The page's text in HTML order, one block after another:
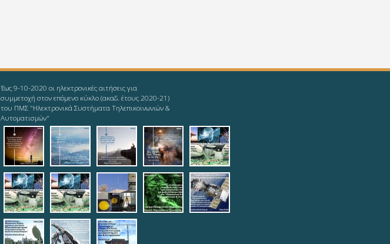
Έως 9-10-2020 οι ηλεκτρονικές αιτήσεις για
συμμετοχή στον επόμενο κύκλο (ακαδ. έτους 2020-21)
του ΠΜΣ "Ηλεκτρονικά Συστήματα Τηλεπικοινωνιών &
Αυτοματισμών"
2019-08-11_ieee-givingup.jpg
2019-08-11_ieee-mind.jpg
2019-08-11_ieee-
odds.jpg
2019-08-11_ieee-
yoda.jpg
2019-08-
12_logotypophds.jpg
2019-08-12_logotypoista.jpg
2019-08-
21_logotypotmimatos.jpg
pictop.jpgteleautos_3.jpg
teleautos_4.jpg
teleautos_5.jpg
teleautos_6.jpg
teleautos_7.jpg